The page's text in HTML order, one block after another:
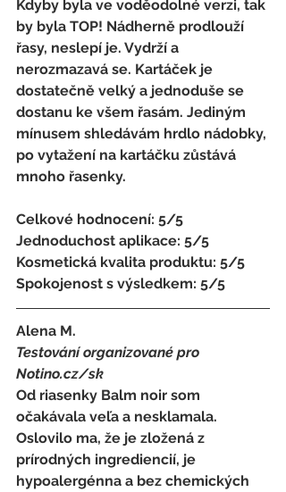
Kdyby byla ve voděodolné verzi, tak
by byla TOP! Nádherně prodlouží
řasy, neslepí je. Vydrží a
nerozmazavá se. Kartáček je
dostatečně velký a jednoduše se
dostanu ke všem řasám. Jediným
mínusem shledávám hrdlo nádobky,
po vytažení na kartáčku zůstává
mnoho řasenky.
Celkové hodnocení: 5/5
Jednoduchost aplikace: 5/5
Kosmetická kvalita produktu: 5/5
Spokojenost s výsledkem: 5/5
Alena M.
Testování organizované pro
Notino.cz/sk
Od riasenky Balm noir som
očakávala veľa a nesklamala.
Oslovilo ma, že je zložená z
prírodných ingrediencií, je
hypoalergénna a bez chemických